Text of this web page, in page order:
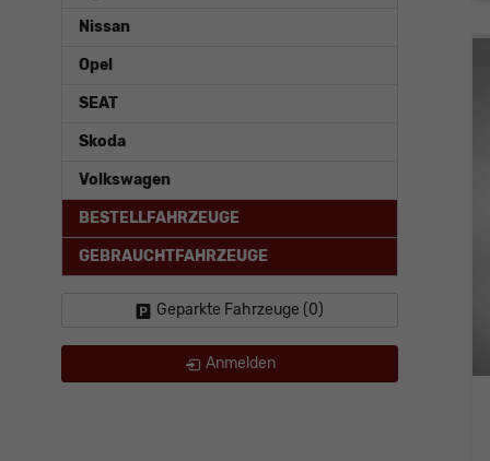
Nissan
Opel
SEAT
Skoda
Volkswagen
BESTELLFAHRZEUGE
GEBRAUCHTFAHRZEUGE
Geparkte Fahrzeuge (0)
Anmelden